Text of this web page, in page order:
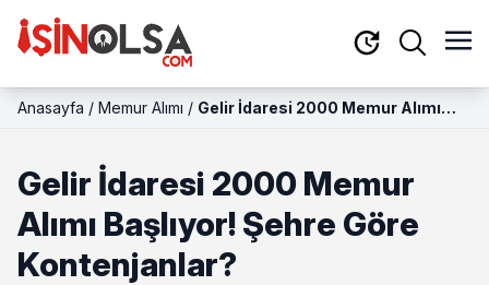
Anasayfa / Memur Alımı / Gelir İdaresi 2000 Memur Alımı
Gelir İdaresi 2000 Memur
Alımı Başlıyor! Şehre Göre
Kontenjanlar?